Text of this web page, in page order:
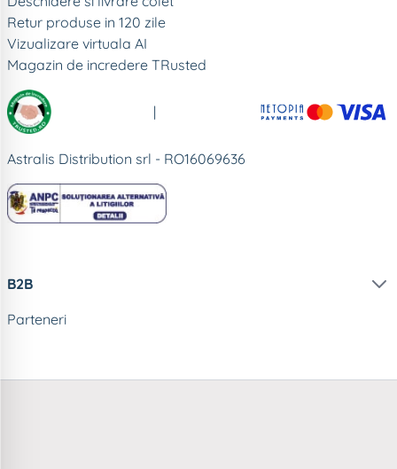
Retur produse in 120 zile
Vizualizare virtuala AI
Magazin de incredere TRusted
|
Astralis Distribution srl - RO16069636
B2B
Parteneri